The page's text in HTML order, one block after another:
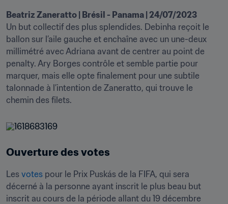
Beatriz Zaneratto | Brésil - Panama | 24/07/2023
Un but collectif des plus splendides. Debinha reçoit le
ballon sur l’aile gauche et enchaîne avec un une-deux
millimétré avec Adriana avant de centrer au point de
penalty. Ary Borges contrôle et semble partie pour
marquer, mais elle opte finalement pour une subtile
talonnade à l’intention de Zaneratto, qui trouve le
chemin des filets.
Ouverture des votes
Les votes pour le Prix Puskás de la FIFA, qui sera
décerné à la personne ayant inscrit le plus beau but
inscrit au cours de la période allant du 19 décembre